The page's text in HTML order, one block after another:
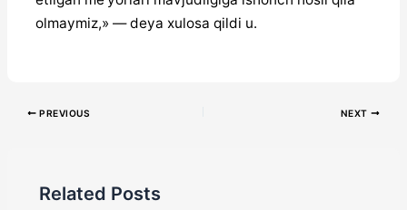
olmaymiz,» — deya xulosa qildi u.
PREVIOUS NEXT
Related Posts